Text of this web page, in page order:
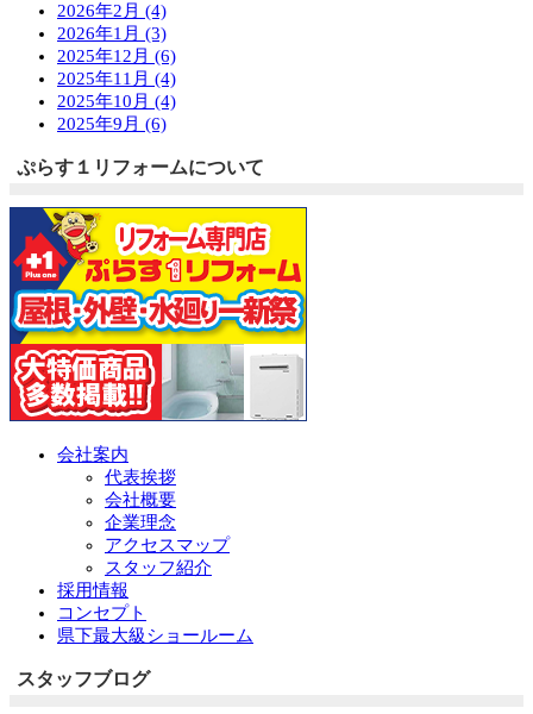
2026年2月 (4)
2026年1月 (3)
2025年12月 (6)
2025年11月 (4)
2025年10月 (4)
2025年9月 (6)
ぷらす１リフォームについて
会社案内
代表挨拶
会社概要
企業理念
アクセスマップ
スタッフ紹介
採用情報
コンセプト
県下最大級ショールーム
スタッフブログ